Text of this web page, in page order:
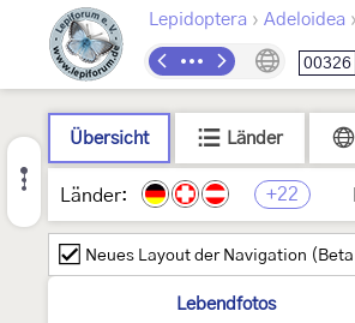
Lepidoptera › Adeloidea ›
00326
Übersicht Länder
Länder: +22
Neues Layout der Navigation (Beta
Lebendfotos